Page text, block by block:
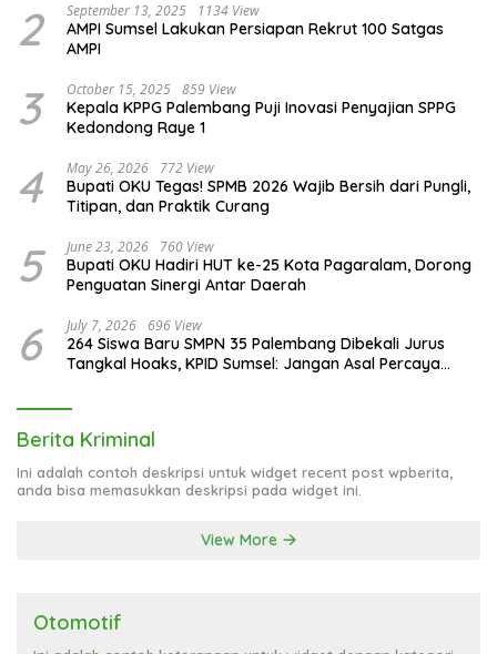
2 September 13, 2025 1134 View
AMPI Sumsel Lakukan Persiapan Rekrut 100 Satgas
AMPI
3 October 15, 2025 859 View
Kepala KPPG Palembang Puji Inovasi Penyajian SPPG
Kedondong Raye 1
4 May 26, 2026 772 View
Bupati OKU Tegas! SPMB 2026 Wajib Bersih dari Pungli,
Titipan, dan Praktik Curang
5 June 23, 2026 760 View
Bupati OKU Hadiri HUT ke-25 Kota Pagaralam, Dorong
Penguatan Sinergi Antar Daerah
6 July 7, 2026 696 View
264 Siswa Baru SMPN 35 Palembang Dibekali Jurus
Tangkal Hoaks, KPID Sumsel: Jangan Asal Percaya
Berita Kriminal
Ini adalah contoh deskripsi untuk widget recent post wpberita,
anda bisa memasukkan deskripsi pada widget ini.
View More
Otomotif